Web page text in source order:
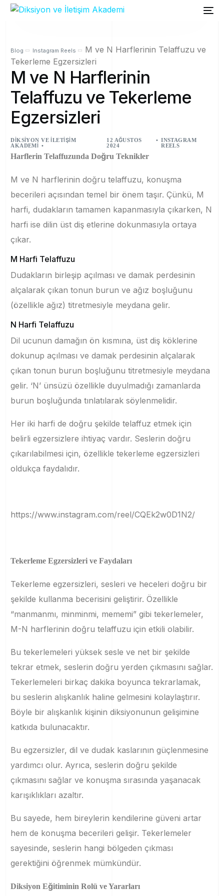
Blog Instagram Reels
M ve N Harflerinin Telaffuzu ve
Tekerleme Egzersizleri
M ve N Harflerinin
Telaffuzu ve Tekerleme
Egzersizleri
DIKSIYON VE İLETIŞIM
AKADEMI
12 AĞUSTOS
2024
INSTAGRAM
REELS
Harflerin Telaffuzunda Doğru Teknikler
M ve N harflerinin doğru telaffuzu, konuşma
becerileri açısından temel bir önem taşır. Çünkü, M
harfi, dudakların tamamen kapanmasıyla çıkarken, N
harfi ise dilin üst diş etlerine dokunmasıyla ortaya
çıkar.
M Harfi Telaffuzu
Dudakların birleşip açılması ve damak perdesinin
alçalarak çıkan tonun burun ve ağız boşluğunu
(özellikle ağız) titretmesiyle meydana gelir.
N Harfi Telaffuzu
Dil ucunun damağın ön kısmına, üst diş köklerine
dokunup açılması ve damak perdesinin alçalarak
çıkan tonun burun boşluğunu titretmesiyle meydana
gelir. ‘N’ ünsüzü özellikle duyulmadığı zamanlarda
burun boşluğunda tınlatılarak söylenmelidir.
Her iki harfi de doğru şekilde telaffuz etmek için
belirli egzersizlere ihtiyaç vardır. Seslerin doğru
çıkarılabilmesi için, özellikle tekerleme egzersizleri
oldukça faydalıdır.
https://www.instagram.com/reel/CQEk2w0D1N2/
Tekerleme Egzersizleri ve Faydaları
Tekerleme egzersizleri, sesleri ve heceleri doğru bir
şekilde kullanma becerisini geliştirir. Özellikle
“manmanmı, minminmi, mememi” gibi tekerlemeler,
M-N harflerinin doğru telaffuzu için etkili olabilir.
Bu tekerlemeleri yüksek sesle ve net bir şekilde
tekrar etmek, seslerin doğru yerden çıkmasını sağlar.
Tekerlemeleri birkaç dakika boyunca tekrarlamak,
bu seslerin alışkanlık haline gelmesini kolaylaştırır.
Böyle bir alışkanlık kişinin diksiyonunun gelişimine
katkıda bulunacaktır.
Bu egzersizler, dil ve dudak kaslarının güçlenmesine
yardımcı olur. Ayrıca, seslerin doğru şekilde
çıkmasını sağlar ve konuşma sırasında yaşanacak
karışıklıkları azaltır.
Bu sayede, hem bireylerin kendilerine güveni artar
hem de konuşma becerileri gelişir. Tekerlemeler
sayesinde, seslerin hangi bölgeden çıkması
gerektiğini öğrenmek mümkündür.
Diksiyon Eğitiminin Rolü ve Yararları